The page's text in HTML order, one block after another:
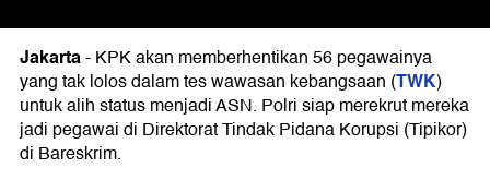
Jakarta-KPK akan memberhentikan 56 pegawainya
yang tak lolos dalam tes wawasan kebangsaan (TWK)
untuk alih status menjadi ASN. Polri siap merekrut mereka
jadi pegawai di Direktorat Tindak Pidana Korupsi (Tipikor)
di Bareskrim.